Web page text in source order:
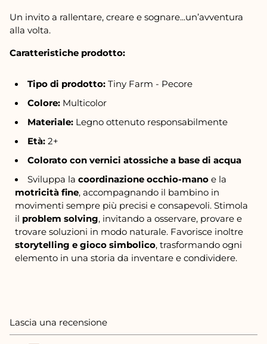
Un invito a rallentare, creare e sognare...un’avventura
alla volta.
Caratteristiche prodotto:
Tipo di prodotto:Tiny Farm - Pecore
Colore: Multicolor
Materiale: Legno ottenuto responsabilmente
Età:2+
Colorato con vernici atossiche a base di acqua
Sviluppa la coordinazione occhio-manoe la
motricità fine, accompagnando il bambino in
movimenti sempre più precisi e consapevoli. Stimola
il problem solving, invitando a osservare, provare e
trovare soluzioni in modo naturale. Favorisce inoltre
storytelling e gioco simbolico, trasformando ogni
elemento in una storia da inventare e condividere.
Lascia una recensione